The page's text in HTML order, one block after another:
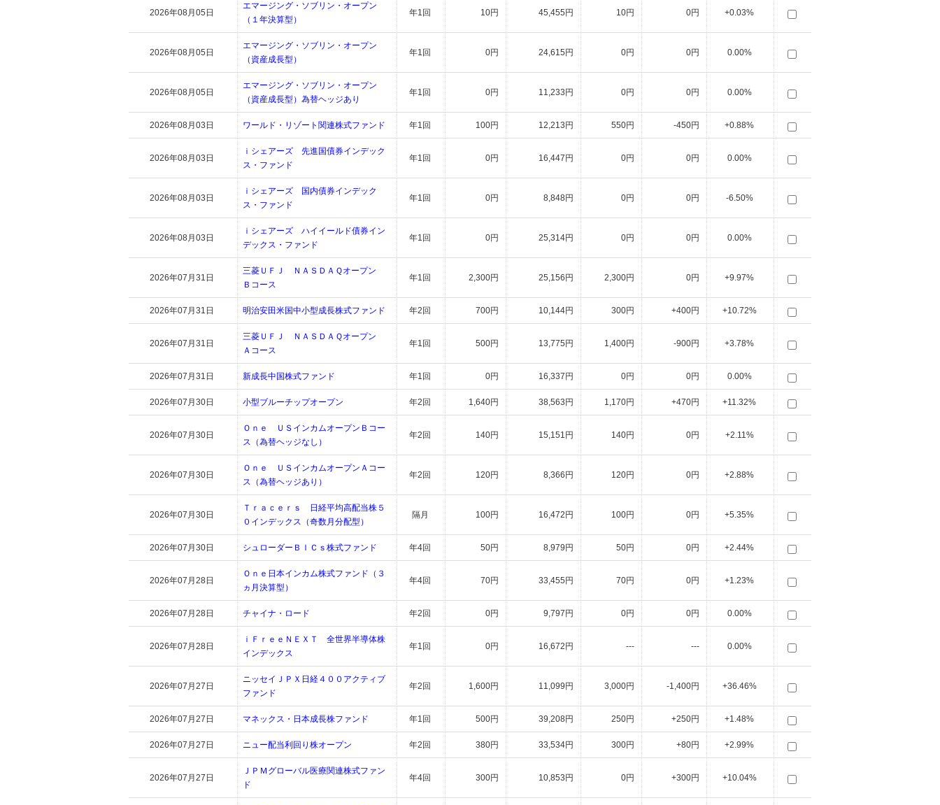
2026年08月05日
エマージング・ソブリン・オープン
（１年決算型）
年1回 10円 45,455円 10円 0円 +0.03%
2026年08月05日
エマージング・ソブリン・オープン
（資産成長型）
年1回 0円 24,615円 0円 0円 0.00%
2026年08月05日
エマージング・ソブリン・オープン
（資産成長型）為替ヘッジあり
年1回 0円 11,233円 0円 0円 0.00%
2026年08月03日 ワールド・リゾート関連株式ファンド 年1回 100円 12,213円 550円 -450円 +0.88%
2026年08月03日
ｉシェアーズ 先進国債券インデック
ス・ファンド
年1回 0円 16,447円 0円 0円 0.00%
2026年08月03日
ｉシェアーズ 国内債券インデック
ス・ファンド
年1回 0円 8,848円 0円 0円 -6.50%
2026年08月03日
ｉシェアーズ ハイイールド債券イン
デックス・ファンド
年1回 0円 25,314円 0円 0円 0.00%
2026年07月31日
三菱ＵＦＪ ＮＡＳＤＡＱオープン
Ｂコース
年1回 2,300円 25,156円 2,300円 0円 +9.97%
2026年07月31日 明治安田米国中小型成長株式ファンド 年2回 700円 10,144円 300円 +400円 +10.72%
2026年07月31日
三菱ＵＦＪ ＮＡＳＤＡＱオープン
Ａコース
年1回 500円 13,775円 1,400円 -900円 +3.78%
2026年07月31日 新成長中国株式ファンド 年1回 0円 16,337円 0円 0円 0.00%
2026年07月30日 小型ブルーチップオープン 年2回 1,640円 38,563円 1,170円 +470円 +11.32%
2026年07月30日
Ｏｎｅ ＵＳインカムオープンＢコー
ス（為替ヘッジなし）
年2回 140円 15,151円 140円 0円 +2.11%
2026年07月30日
Ｏｎｅ ＵＳインカムオープンＡコー
ス（為替ヘッジあり）
年2回 120円 8,366円 120円 0円 +2.88%
2026年07月30日
Ｔｒａｃｅｒｓ 日経平均高配当株５
０インデックス（奇数月分配型）
隔月 100円 16,472円 100円 0円 +5.35%
2026年07月30日 シュローダーＢＩＣｓ株式ファンド 年4回 50円 8,979円 50円 0円 +2.44%
2026年07月28日
Ｏｎｅ日本インカム株式ファンド（３
ヵ月決算型）
年4回 70円 33,455円 70円 0円 +1.23%
2026年07月28日 チャイナ・ロード 年2回 0円 9,797円 0円 0円 0.00%
2026年07月28日
ｉＦｒｅｅＮＥＸＴ 全世界半導体株
インデックス
年1回 0円 16,672円 --- --- 0.00%
2026年07月27日
ニッセイＪＰＸ日経４００アクティブ
ファンド
年2回 1,600円 11,099円 3,000円 -1,400円 +36.46%
2026年07月27日 マネックス・日本成長株ファンド 年1回 500円 39,208円 250円 +250円 +1.48%
2026年07月27日 ニュー配当利回り株オープン 年2回 380円 33,534円 300円 +80円 +2.99%
2026年07月27日
ＪＰＭグローバル医療関連株式ファン
ド
年4回 300円 10,853円 0円 +300円 +10.04%